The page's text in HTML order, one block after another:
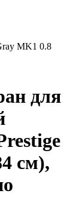
MK1 0.8
для
см),